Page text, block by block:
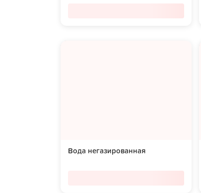
Вода негазированная